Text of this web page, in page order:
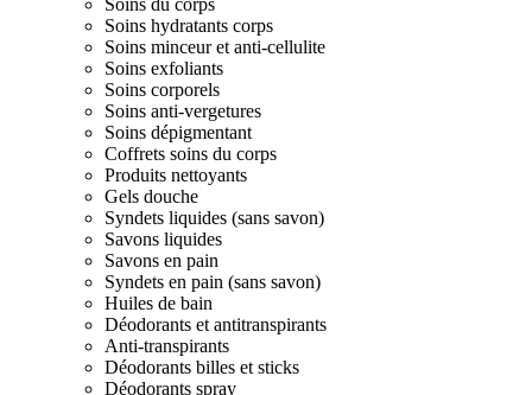
Soins du corps
Soins hydratants corps
Soins minceur et anti-cellulite
Soins exfoliants
Soins corporels
Soins anti-vergetures
Soins dépigmentant
Coffrets soins du corps
Produits nettoyants
Gels douche
Syndets liquides (sans savon)
Savons liquides
Savons en pain
Syndets en pain (sans savon)
Huiles de bain
Déodorants et antitranspirants
Anti-transpirants
Déodorants billes et sticks
Déodorants spray